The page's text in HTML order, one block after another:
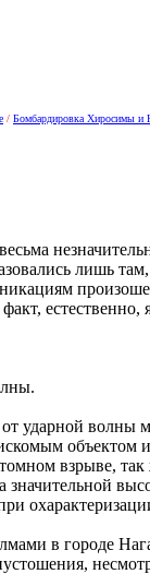
/ Бомбардировка Хиросимы и
лишь
естественно,
ударной волны
объектом
взрыве,
в городе